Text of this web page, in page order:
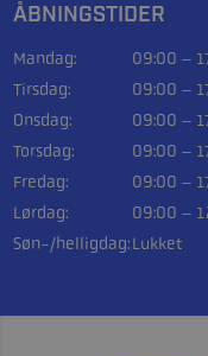
ÅBNINGSTIDER
Mandag:
09:00 –
Tirsdag:
09:00 –
Onsdag:
09:00 –
Torsdag:
09:00 –
Fredag:
09:00 –
Lørdag:
09:00 –
Søn-/helligdag:Lukket